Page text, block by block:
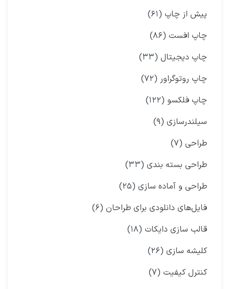
پیش از چاپ (۶۱)
چاپ افست (۸۶)
چاپ دیجیتال (۳۳)
چاپ روتوگراور (۷۲)
چاپ فلکسو (۱۲۲)
سیلندرسازی (۹)
طراحی (۷)
طراحی بسته بندی (۳۳)
طراحی و آماده سازی (۲۵)
فایل‌های دانلودی برای طراحان (۶)
قالب سازی دایکات (۱۸)
کلیشه سازی (۲۶)
کنترل کیفیت (۷)